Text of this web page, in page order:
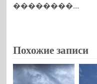
��������...
Похожие записи